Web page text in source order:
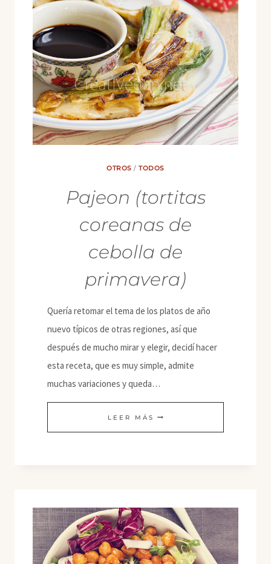
OTROS /TODOS
Pajeon (tortitas
coreanas de
cebolla de
primavera)
Quería retomar el tema de los platos de año
nuevo típicos de otras regiones, así que
después de mucho mirar y elegir, decidí hacer
esta receta, que es muy simple, admite
muchas variaciones y queda…
LEER MÁS PAJEON
(TORTITAS
DE
PRIMAVERA)